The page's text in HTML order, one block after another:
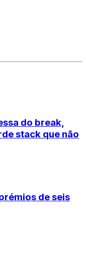
do break,
stack que não
de seis